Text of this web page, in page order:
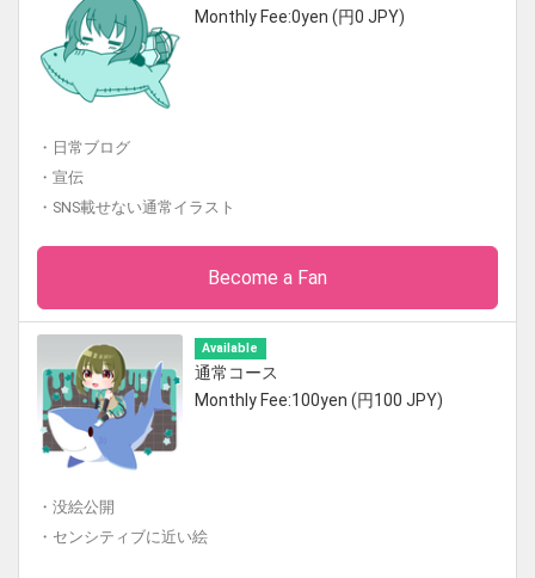
Monthly Fee:0yen (円0 JPY)
・日常ブログ
・宣伝
・SNS載せない通常イラスト
Become a Fan
Available
通常コース
Monthly Fee:100yen (円100 JPY)
・没絵公開
・センシティブに近い絵